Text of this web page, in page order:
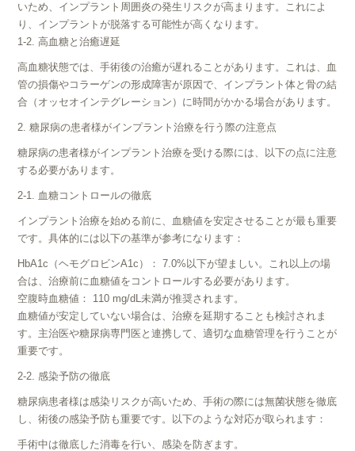
いため、インプラント周囲炎の発生リスクが高まります。これによ
り、インプラントが脱落する可能性が高くなります。
1-2. 高血糖と治癒遅延
高血糖状態では、手術後の治癒が遅れることがあります。これは、血
管の損傷やコラーゲンの形成障害が原因で、インプラント体と骨の結
合（オッセオインテグレーション）に時間がかかる場合があります。
2. 糖尿病の患者様がインプラント治療を行う際の注意点
糖尿病の患者様がインプラント治療を受ける際には、以下の点に注意
する必要があります。
2-1. 血糖コントロールの徹底
インプラント治療を始める前に、血糖値を安定させることが最も重要
です。具体的には以下の基準が参考になります：
HbA1c（ヘモグロビンA1c）： 7.0%以下が望ましい。これ以上の場
合は、治療前に血糖値をコントロールする必要があります。
空腹時血糖値： 110 mg/dL未満が推奨されます。
血糖値が安定していない場合は、治療を延期することも検討されま
す。主治医や糖尿病専門医と連携して、適切な血糖管理を行うことが
重要です。
2-2. 感染予防の徹底
糖尿病患者様は感染リスクが高いため、手術の際には無菌状態を徹底
し、術後の感染予防も重要です。以下のような対応が取られます：
手術中は徹底した消毒を行い、感染を防ぎます。